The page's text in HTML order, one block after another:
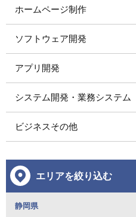
ホームページ制作
ソフトウェア開発
アプリ開発
システム開発・業務システム
ビジネスその他
エリアを絞り込む
静岡県